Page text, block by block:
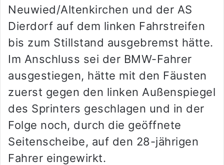
Neuwied/Altenkirchen und der AS
Dierdorf auf dem linken Fahrstreifen
bis zum Stillstand ausgebremst hätte.
Im Anschluss sei der BMW-Fahrer
ausgestiegen, hätte mit den Fäusten
zuerst gegen den linken Außenspiegel
des Sprinters geschlagen und in der
Folge noch, durch die geöffnete
Seitenscheibe, auf den 28-jährigen
Fahrer eingewirkt.